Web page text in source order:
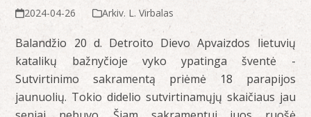
2024-04-26 Arkiv. L. Virbalas
Balandžio 20 d. Detroito Dievo Apvaizdos lietuvių
katalikų bažnyčioje vyko ypatinga šventė -
Sutvirtinimo sakramentą priėmė 18 parapijos
jaunuolių. Tokio didelio sutvirtinamųjų skaičiaus jau